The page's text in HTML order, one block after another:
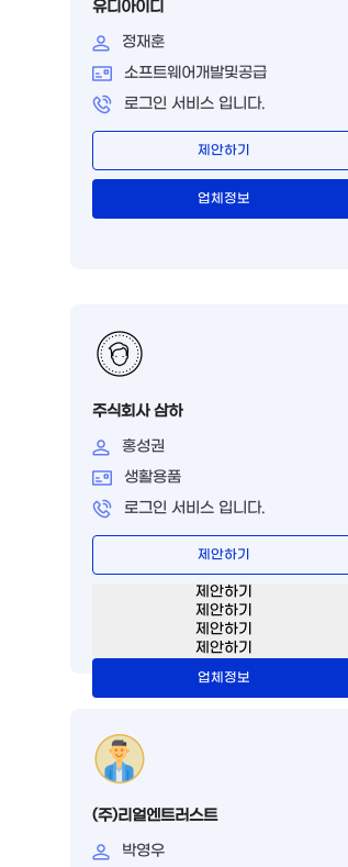
유디아이디
정재훈
소프트웨어개발및공급
로그인 서비스 입니다.
제안하기
업체정보
주식회사 삼하
홍성권
생활용품
로그인 서비스 입니다.
제안하기
제안하기
제안하기
제안하기
제안하기
업체정보
(주)리얼엔트러스트
박영우